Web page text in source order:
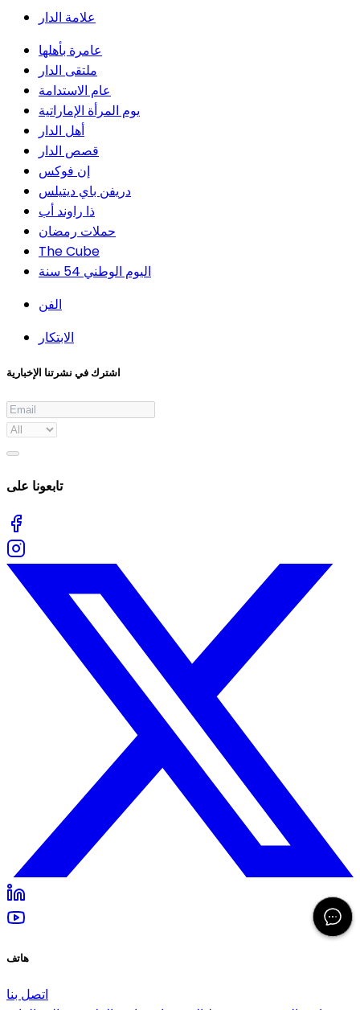
علامة الدار
عامرة بأهلها
ملتقى الدار
عام الاستدامة
يوم المرأة الإماراتية
أهل الدار
قصص الدار
إن فوكس
دريفن باي ديتيلس
ذا راوند أب
حملات رمضان
The Cube
اليوم الوطني 54 سنة
الفن
الابتكار
اشترك في نشرتنا الإخبارية
تابعونا على
هاتف
اتصل بنا